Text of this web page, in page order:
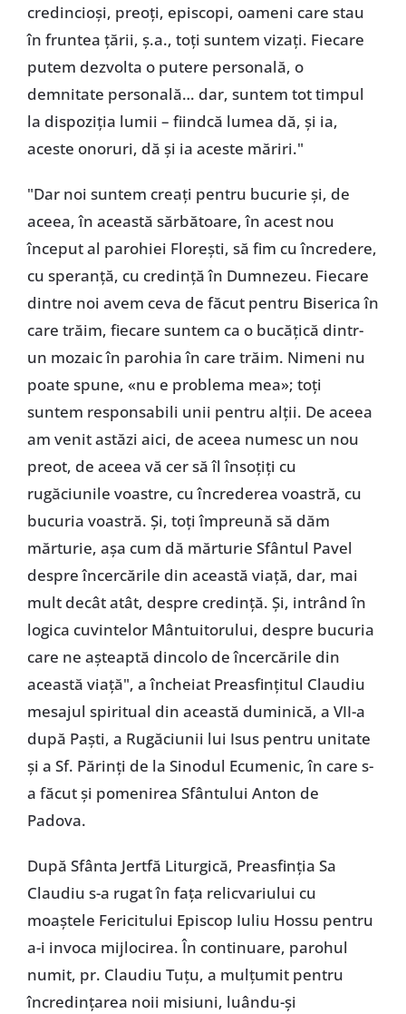
credincioși, preoți, episcopi, oameni care stau
în fruntea țării, ș.a., toți suntem vizați. Fiecare
putem dezvolta o putere personală, o
demnitate personală… dar, suntem tot timpul
la dispoziția lumii – fiindcă lumea dă, și ia,
aceste onoruri, dă și ia aceste măriri."
"Dar noi suntem creați pentru bucurie și, de
aceea, în această sărbătoare, în acest nou
început al parohiei Florești, să fim cu încredere,
cu speranță, cu credință în Dumnezeu. Fiecare
dintre noi avem ceva de făcut pentru Biserica în
care trăim, fiecare suntem ca o bucățică dintr-
un mozaic în parohia în care trăim. Nimeni nu
poate spune, «nu e problema mea»; toți
suntem responsabili unii pentru alții. De aceea
am venit astăzi aici, de aceea numesc un nou
preot, de aceea vă cer să îl însoțiți cu
rugăciunile voastre, cu încrederea voastră, cu
bucuria voastră. Și, toți împreună să dăm
mărturie, așa cum dă mărturie Sfântul Pavel
despre încercările din această viață, dar, mai
mult decât atât, despre credință. Și, intrând în
logica cuvintelor Mântuitorului, despre bucuria
care ne așteaptă dincolo de încercările din
această viață", a încheiat Preasfințitul Claudiu
mesajul spiritual din această duminică, a VII-a
după Paști, a Rugăciunii lui Isus pentru unitate
și a Sf. Părinți de la Sinodul Ecumenic, în care s-
a făcut și pomenirea Sfântului Anton de
Padova.
După Sfânta Jertfă Liturgică, Preasfinția Sa
Claudiu s-a rugat în fața relicvariului cu
moaștele Fericitului Episcop Iuliu Hossu pentru
a-i invoca mijlocirea. În continuare, parohul
numit, pr. Claudiu Tuțu, a mulțumit pentru
încredințarea noii misiuni, luându-și